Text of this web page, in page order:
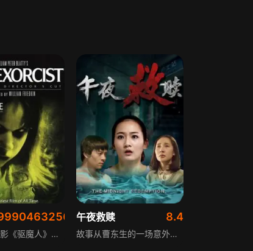
恐怖悬疑电影《驱魔人》是曾拍摄过的最恐怖的电影之一，图解般描述了人类与魔鬼之间传奇的争斗经历，讲述12岁的里根-麦克尼尔被恶魔附身，她的母亲克里斯-麦克尼尔、父亲卡拉斯和招魂的牧师梅林，为了解救小姑娘的灵魂，而与魔鬼不懈斗争的故事。
午夜救赎 8.4
故事从曹东生的一场意外车祸展开，车祸让他的灵魂回到家乡老房子。在初恋舒慧的指引下，他发现了母亲消失的真相——当年父亲声称母亲离家出走，实则母亲被藏尸墙中。影片围绕这场车祸与灵魂归乡的经历，讲述曹东生的救赎之旅，探讨救赎的意义，即不仅是对身边人的救赎，也是对自己的救赎，更是让真相浮出水面、坦然面对事实的过程。